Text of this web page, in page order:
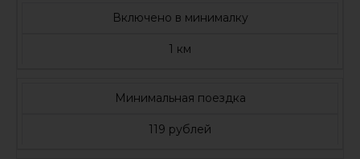
Включено в минималку
1 км
Минимальная поездка
119 рублей